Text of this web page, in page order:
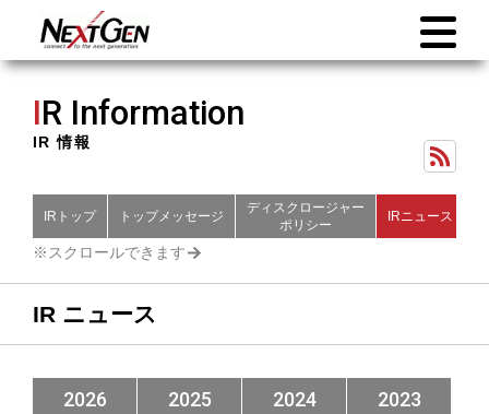
IR Information
IR 情報
IRトップ トップメッセージ
ディスクロージャー
ポリシー
IRニュース
IR ニュース
2026 2025 2024
2023